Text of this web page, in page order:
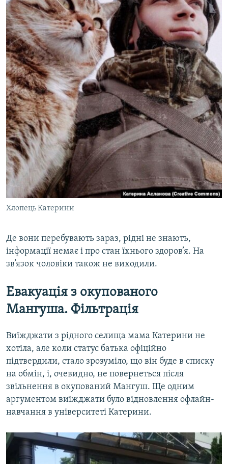
Хлопець Катерини
Де вони перебувають зараз, рідні не знають,
інформації немає і про стан їхнього здоров’я. На
зв’язок чоловіки також не виходили.
Евакуація з окупованого
Мангуша. Фільтрація
Виїжджати з рідного селища мама Катерини не
хотіла, але коли статус батька офіційно
підтвердили, стало зрозуміло, що він буде в списку
на обмін, і, очевидно, не повернеться після
звільнення в окупований Мангуш. Ще одним
аргументом виїжджати було відновлення офлайн-
навчання в університеті Катерини.